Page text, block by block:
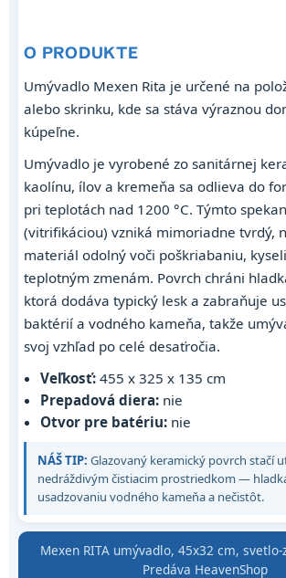
O PRODUKTE
Umývadlo Mexen Rita je určené na
alebo skrinku, kde sa stáva výraznou
kúpeľne.
Umývadlo je vyrobené zo sanitárnej
kaolínu, ílov a kremeňa sa odlieva do
pri teplotách nad 1200 °C. Týmto
(vitrifikáciou) vzniká mimoriadne tvrdý,
materiál odolný voči poškriabaniu,
teplotným zmenám. Povrch chráni
ktorá dodáva typický lesk a zabraňuje
baktérií a vodného kameňa, takže
svoj vzhľad po celé desaťročia.
Veľkosť: 455 x 325 x 135 cm
Prepadová diera: nie
Otvor pre batériu: nie
NÁŠ TIP: Glazovaný keramický povrch stačí
nedráždivým čistiacim prostriedkom —
usadzovaniu vodného kameňa a nečistôt.
Mexen RITA umývadlo, 45x32 cm, svetlo-
Predáva HeavenShop